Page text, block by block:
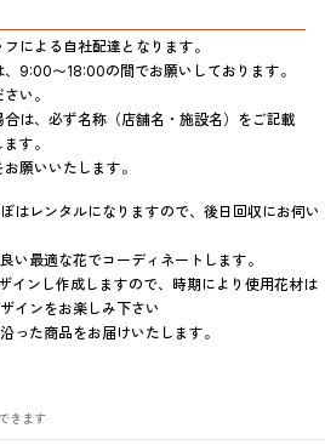
による自社配達となります。
9:00〜18:00の間でお願いしております。
い。
合は、必ず名称（店舗名・施設名）をご記載
す。
願いいたします。
はレンタルになりますので、後日回収にお伺い
い最適な花でコーディネートします。
インし作成しますので、時期により使用花材は
インをお楽しみ下さい
きます